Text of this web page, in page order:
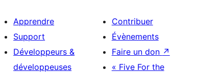
Apprendre
Support
Développeurs &
développeuses
Contribuer
Évènements
Faire un don ↗
« Five For the